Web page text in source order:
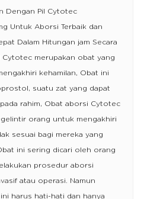
Dengan Pil Cytotec
Untuk Aborsi Terbaik dan
Dalam Hitungan jam Secara
Cytotec merupakan obat yang
kehamilan, Obat ini
suatu zat yang dapat
rahim, Obat aborsi Cytotec
orang untuk mengakhiri
sesuai bagi mereka yang
ini sering dicari oleh orang
prosedur aborsi
atau operasi. Namun
harus hati-hati dan hanya